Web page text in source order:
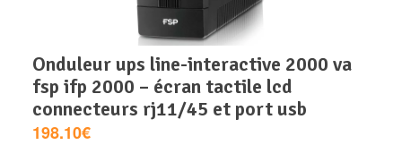
onduleur ups line-interactive 2000 va
fsp ifp 2000 – écran tactile lcd
connecteurs rj11/45 et port usb
198.10€